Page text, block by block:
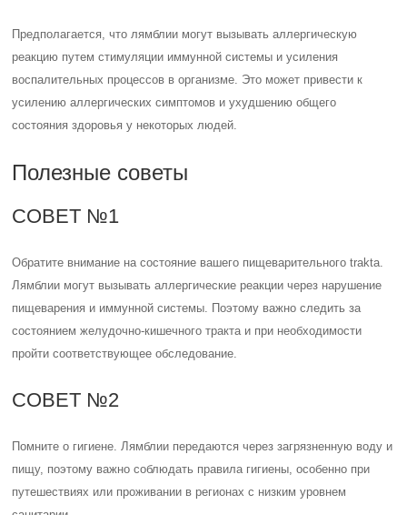
Предполагается, что лямблии могут вызывать аллергическую
реакцию путем стимуляции иммунной системы и усиления
воспалительных процессов в организме. Это может привести к
усилению аллергических симптомов и ухудшению общего
состояния здоровья у некоторых людей.
Полезные советы
СОВЕТ №1
Обратите внимание на состояние вашего пищеварительного trakta.
Лямблии могут вызывать аллергические реакции через нарушение
пищеварения и иммунной системы. Поэтому важно следить за
состоянием желудочно-кишечного тракта и при необходимости
пройти соответствующее обследование.
СОВЕТ №2
Помните о гигиене. Лямблии передаются через загрязненную воду и
пищу, поэтому важно соблюдать правила гигиены, особенно при
путешествиях или проживании в регионах с низким уровнем